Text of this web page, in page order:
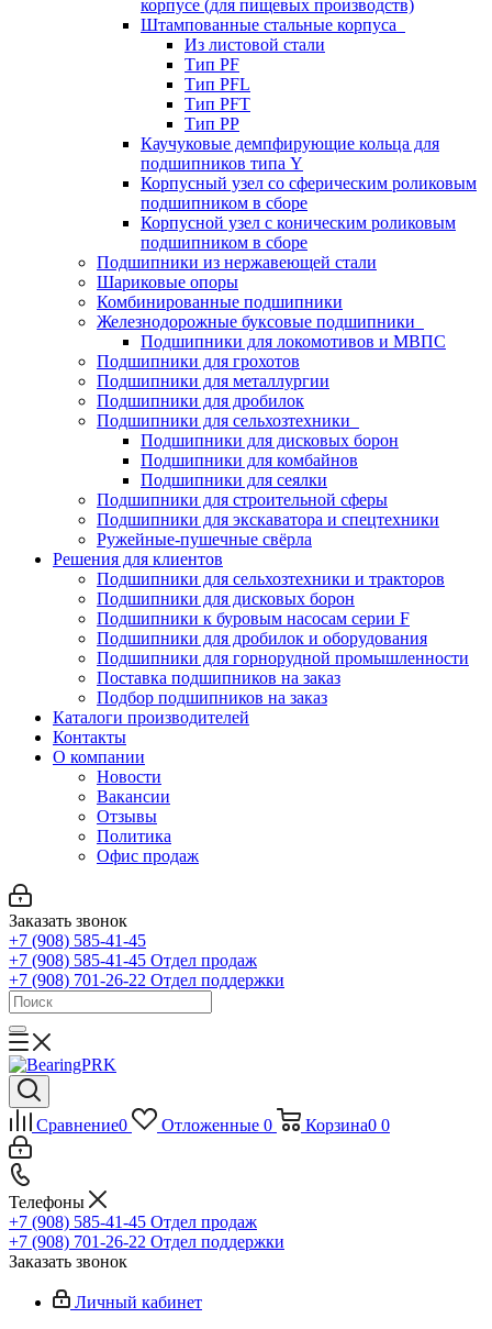
корпусе (для пищевых производств)
Штампованные стальные корпуса
Из листовой стали
Тип PF
Тип PFL
Тип PFT
Тип PP
Каучуковые демпфирующие кольца для
подшипников типа Y
Корпусный узел со сферическим роликовым
подшипником в сборе
Корпусной узел с коническим роликовым
подшипником в сборе
Подшипники из нержавеющей стали
Шариковые опоры
Комбинированные подшипники
Железнодорожные буксовые подшипники
Подшипники для локомотивов и МВПС
Подшипники для грохотов
Подшипники для металлургии
Подшипники для дробилок
Подшипники для сельхозтехники
Подшипники для дисковых борон
Подшипники для комбайнов
Подшипники для сеялки
Подшипники для строительной сферы
Подшипники для экскаватора и спецтехники
Ружейные-пушечные свёрла
Решения для клиентов
Подшипники для сельхозтехники и тракторов
Подшипники для дисковых борон
Подшипники к буровым насосам серии F
Подшипники для дробилок и оборудования
Подшипники для горнорудной промышленности
Поставка подшипников на заказ
Подбор подшипников на заказ
Каталоги производителей
Контакты
О компании
Новости
Вакансии
Отзывы
Политика
Офис продаж
Заказать звонок
+7 (908) 585-41-45
+7 (908) 585-41-45 Отдел продаж
+7 (908) 701-26-22 Отдел поддержки
Сравнение0 Отложенные 0 Корзина0 0
Телефоны
+7 (908) 585-41-45 Отдел продаж
+7 (908) 701-26-22 Отдел поддержки
Заказать звонок
Личный кабинет